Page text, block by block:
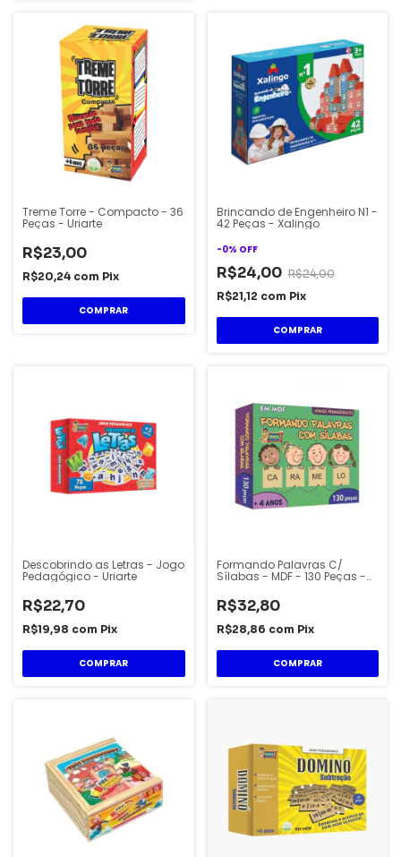
Treme Torre - Compacto - 36
Peças - Uriarte
R$23,00
R$20,24 com Pix
Brincando de Engenheiro N1 -
42 Peças - Xalingo
-0% OFF
R$24,00 R$24,00
R$21,12 com Pix
Descobrindo as Letras - Jogo
Pedagógico - Uriarte
R$22,70
R$19,98 com Pix
Formando Palavras C/
Sílabas - MDF - 130 Peças -
R$32,80
R$28,86 com Pix